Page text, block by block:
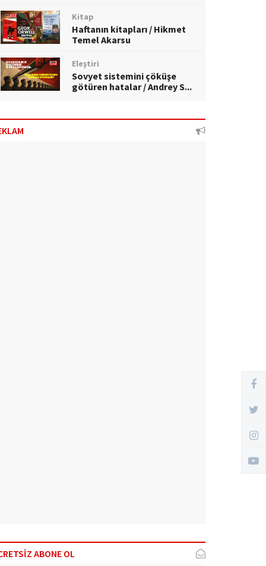
Kitap
Haftanın kitapları / Hikmet
Temel Akarsu
Eleştiri
Sovyet sistemini çöküşe
götüren hatalar / Andrey S...
ABONE OL